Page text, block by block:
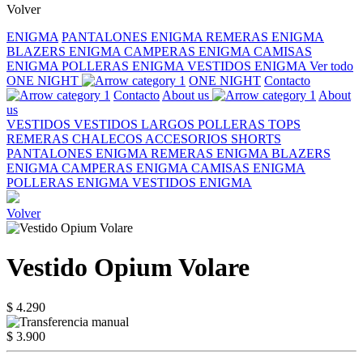
Volver
ENIGMA PANTALONES ENIGMA REMERAS ENIGMA
BLAZERS ENIGMA CAMPERAS ENIGMA CAMISAS
ENIGMA POLLERAS ENIGMA VESTIDOS ENIGMA Ver todo
ONE NIGHT
ONE NIGHT Contacto
Contacto About us
About
us
VESTIDOS VESTIDOS LARGOS POLLERAS TOPS
REMERAS CHALECOS ACCESORIOS SHORTS
PANTALONES ENIGMA REMERAS ENIGMA BLAZERS
ENIGMA CAMPERAS ENIGMA CAMISAS ENIGMA
POLLERAS ENIGMA VESTIDOS ENIGMA
Volver
Vestido Opium Volare
$ 4.290
$ 3.900